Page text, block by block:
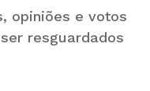
opiniões e votos
resguardados